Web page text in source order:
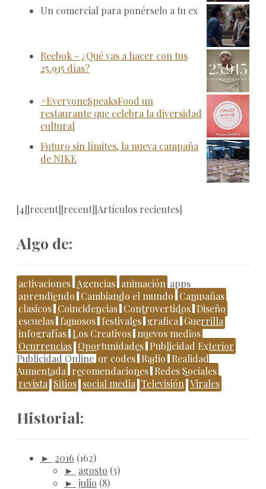
Un comercial para ponérselo a tu ex
Reebok - ¿Qué vas a hacer con tus
25.915 días?
#EveryoneSpeaksFood un
restaurante que celebra la diversidad
cultural
Futuro sin límites, la nueva campaña
de NIKE
[4][recent][recent][Artículos recientes]
Algo de:
activaciones Agencias animación apps
aprendiendo Cambiando el mundo Campañas
clasicos Coincidencias Controvertidos Diseño
escuelas famosos festivales grafica Guerrilla
infografías Los Creativos nuevos medios
Ocurrencias Oportunidades Publicidad Exterior
Publicidad Online qr codes Radio Realidad
Aumentada recomendaciones Redes Sociales
revista Sitios social media Televisión Virales
Historial:
► 2016 (162)
► agosto (3)
► julio (8)